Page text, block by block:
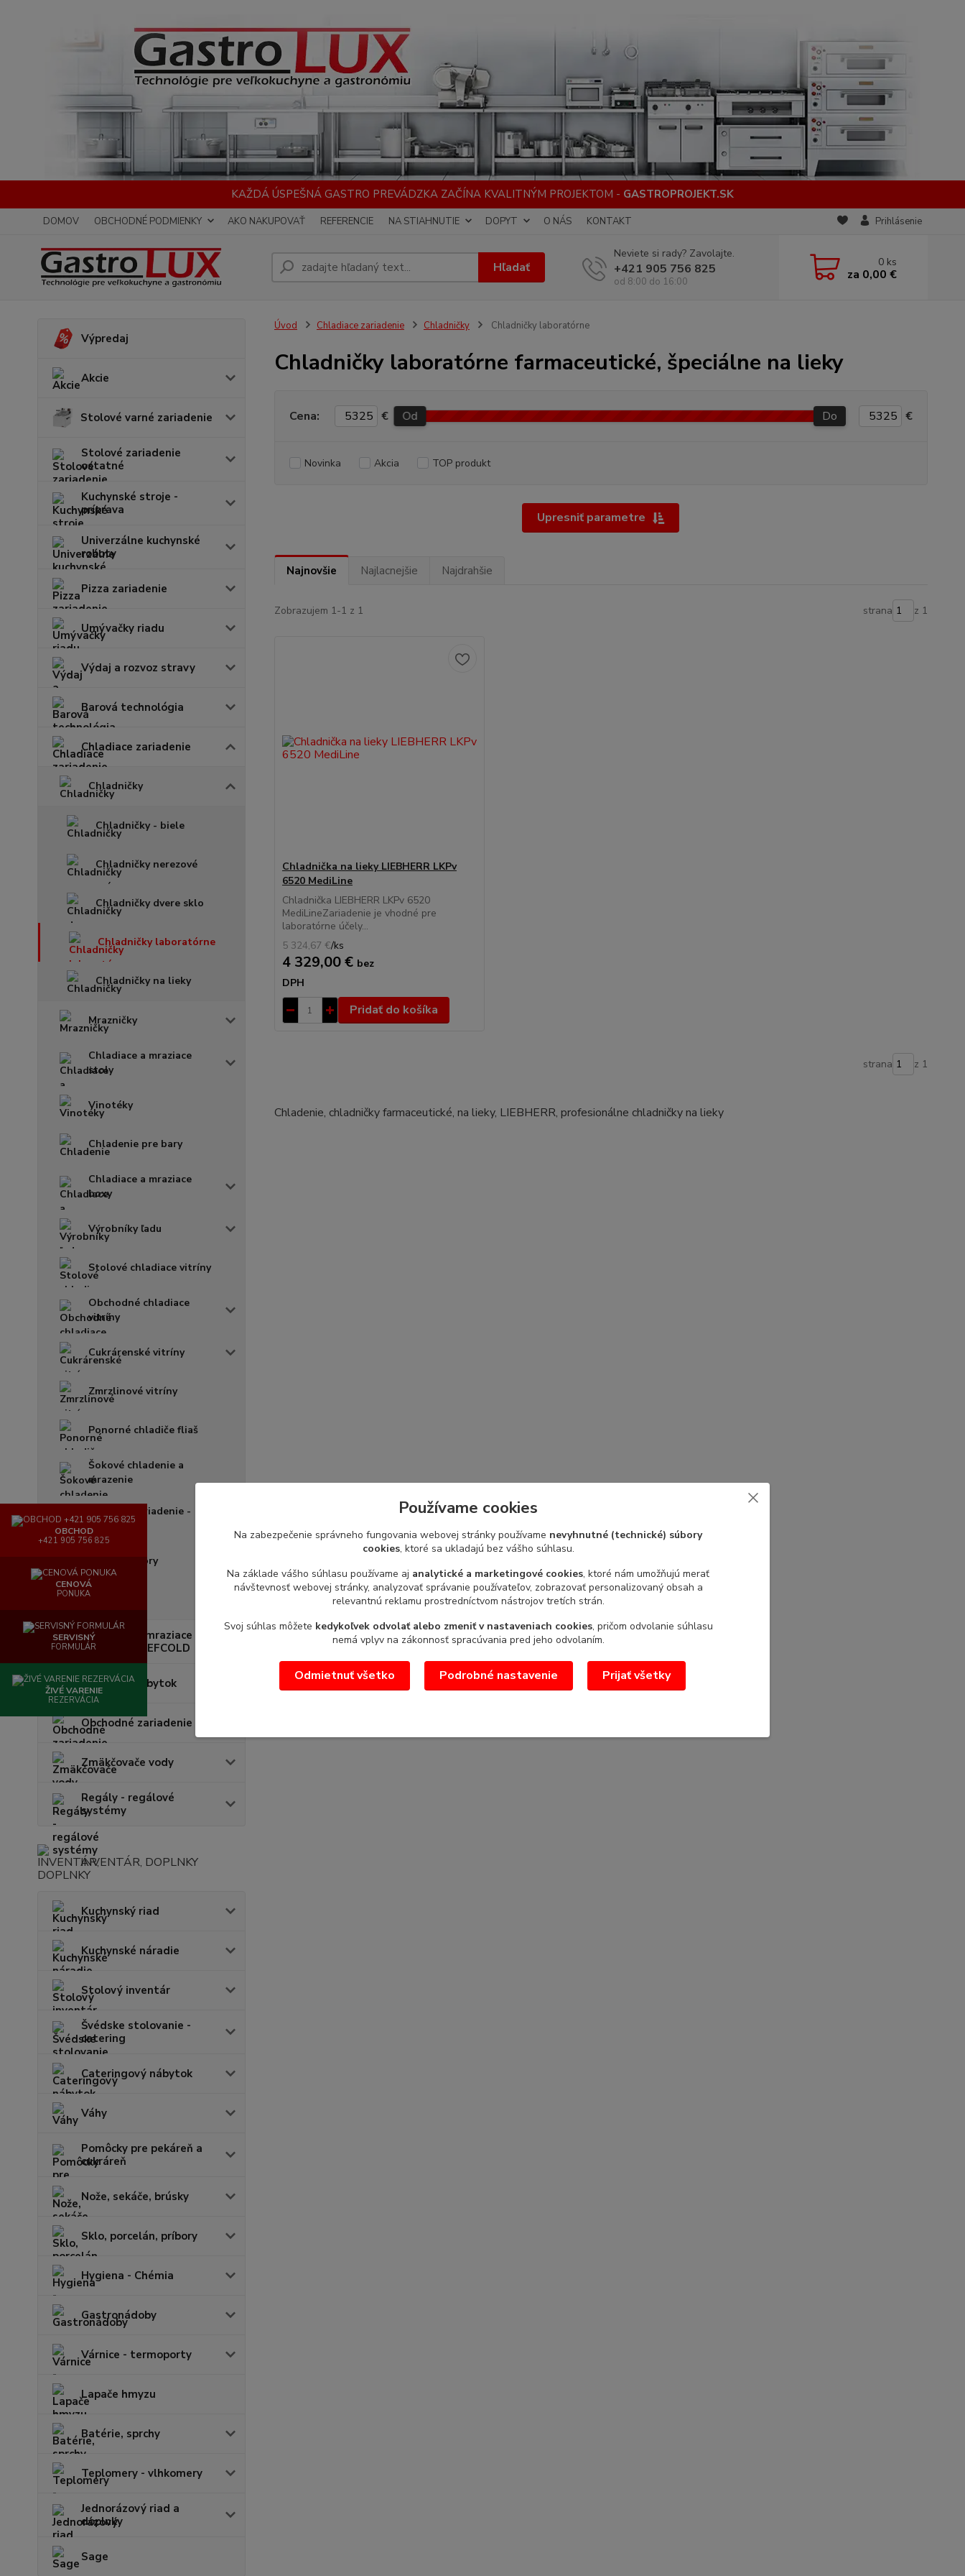
KAŽDÁ ÚSPEŠNÁ GASTRO PREVÁDZKA ZAČÍNA KVALITNÝM PROJEKTOM - GASTROPROJEKT.SK
DOMOV OBCHODNÉ PODMIENKY AKO NAKUPOVAŤ REFERENCIE NA STIAHNUTIE DOPYT O NÁS KONTAKT Prihlásenie
Hľadať
Neviete si rady? Zavolajte.
+421 905 756 825
od 8:00 do 16:00
0 ks
za 0,00 €
Výpredaj
Akcie
Stolové varné zariadenie
Stolové zariadenie
ostatné
Kuchynské stroje -
príprava
Univerzálne kuchynské
roboty
Pizza zariadenie
Umývačky riadu
Výdaj a rozvoz stravy
Barová technológia
Chladiace zariadenie
Chladničky
Chladničky - biele
Chladničky nerezové
Chladničky dvere sklo
Chladničky laboratórne
Chladničky na lieky
Mrazničky
Chladiace a mraziace
stoly
Vinotéky
Chladenie pre bary
Chladiace a mraziace
boxy
Výrobníky ľadu
Stolové chladiace vitríny
Obchodné chladiace
vitríny
Cukrárenské vitríny
Zmrzlinové vitríny
Ponorné chladiče fliaš
Šokové chladenie a
mrazenie
Výčapné zariadenie -
chladič
Zrecie komory
Šalátobary
Chladiace a mraziace
zariadenia TEFCOLD
Nerezový nábytok
Obchodné zariadenie
Zmäkčovače vody
Regály - regálové
systémy
INVENTÁR, DOPLNKY
Kuchynský riad
Kuchynské náradie
Stolový inventár
Švédske stolovanie -
catering
Cateringový nábytok
Váhy
Pomôcky pre pekáreň a
cukráreň
Nože, sekáče, brúsky
Sklo, porcelán, príbory
Hygiena - Chémia
Gastronádoby
Várnice - termoporty
Lapače hmyzu
Batérie, sprchy
Teplomery - vlhkomery
Jednorázový riad a
doplnky
Sage
Úvod Chladiace zariadenie Chladničky Chladničky laboratórne
Chladničky laboratórne farmaceutické, špeciálne na lieky
Upresniť parametre
Cena: € Od Do €
Novinka Akcia TOP produkt
Najnovšie Najlacnejšie Najdrahšie
Zobrazujem 1-1 z 1 strana z 1
Chladnička na lieky LIEBHERR LKPv
6520 MediLine
Chladnička LIEBHERR LKPv 6520
MediLineZariadenie je vhodné pre
laboratórne účely...
5 324,67 €/ks
4 329,00 € bez
DPH
Pridať do košíka
strana z 1
Chladenie, chladničky farmaceutické, na lieky, LIEBHERR, profesionálne chladničky na lieky
OBCHOD
+421 905 756 825
CENOVÁ
PONUKA
SERVISNÝ
FORMULÁR
ŽIVÉ VARENIE
REZERVÁCIA
Používame cookies
Na zabezpečenie správneho fungovania webovej stránky používame nevyhnutné (technické) súbory
cookies, ktoré sa ukladajú bez vášho súhlasu.
Na základe vášho súhlasu používame aj analytické a marketingové cookies, ktoré nám umožňujú merať
návštevnosť webovej stránky, analyzovať správanie používateľov, zobrazovať personalizovaný obsah a
relevantnú reklamu prostredníctvom nástrojov tretích strán.
Svoj súhlas môžete kedykoľvek odvolať alebo zmeniť v nastaveniach cookies, pričom odvolanie súhlasu
nemá vplyv na zákonnosť spracúvania pred jeho odvolaním.
Odmietnuť všetko Podrobné nastavenie Prijať všetky